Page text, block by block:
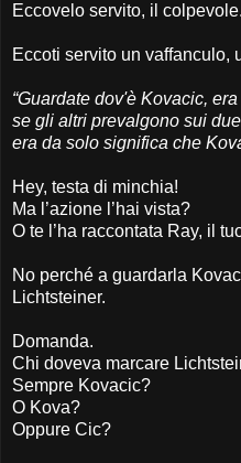
Eccovelo servito, il colpevole.
Eccoti servito un vaffanculo,
“Guardate dov'è Kovacic,
se gli altri prevalgono sui
era da solo significa che
Hey, testa di minchia!
Ma l’azione l’hai vista?
O te l’ha raccontata Ray, il
No perché a guardarla
Lichtsteiner.
Domanda.
Chi doveva marcare
Sempre Kovacic?
O Kova?
Oppure Cic?